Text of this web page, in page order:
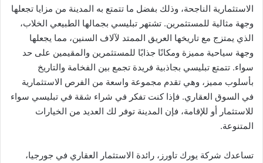
الاستثمارية الناجحة، وذلك بفضل ما تتمتع به المدينة من مزايا تجعلها
وجهة مثالية للمستثمرين. تشتهر تبليسي بجمالها الطبيعي الخلاب،
الذي يمتزج مع تاريخها العريق الممتد لآلاف السنين، مما يجعلها
وجهة سياحية مميزة ومكانًا جذابًا للمستثمرين والمقيمين على حد
سواء. تتمتع تبليسي بجاذبية فريدة تجمع بين الفخامة والتاريخ
بأسلوب مميز، وهي تقدم مجموعة واسعة من الفرص الاستثمارية
في السوق العقاري. فإذا كنت تفكر في شراء شقة في تبليسي سواء
للاستثمار أو للإقامة، فإن المدينة توفر لك العديد من الخيارات
المتنوعة.
تساعدك شركة يورك تاورز، رائدة الاستثمار العقاري في جورجيا،